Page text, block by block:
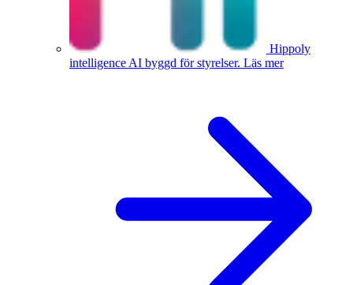
Hippoly
intelligence AI byggd för styrelser. Läs mer